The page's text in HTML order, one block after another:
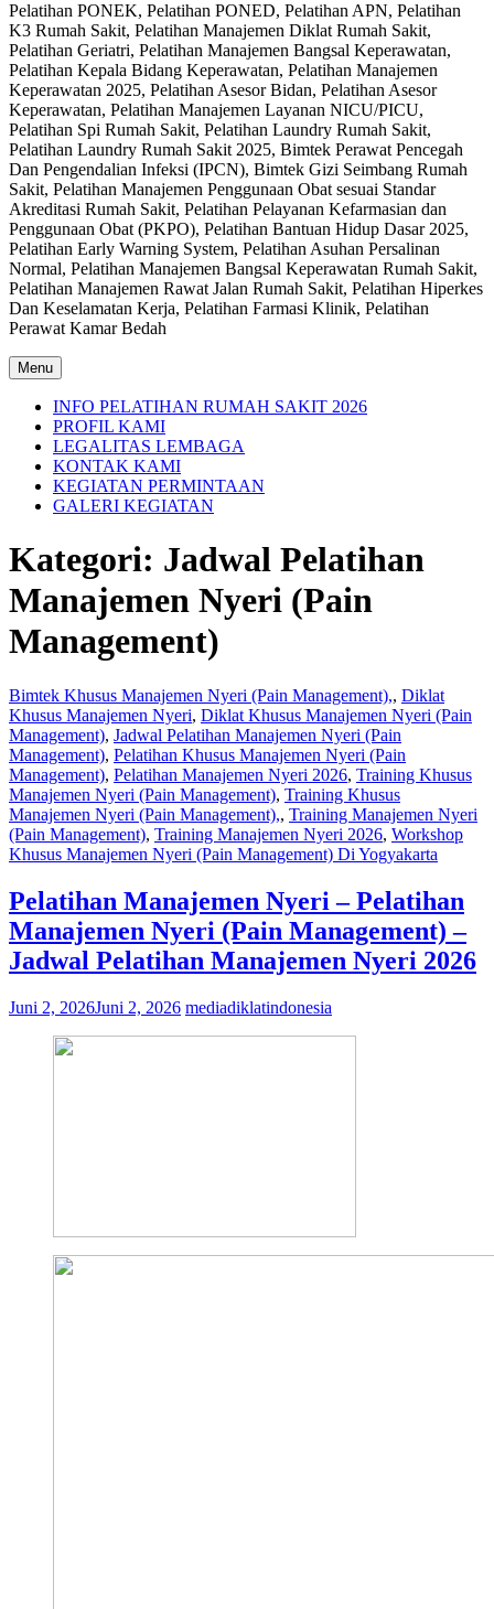
Pelatihan PONEK, Pelatihan PONED, Pelatihan APN, Pelatihan
K3 Rumah Sakit, Pelatihan Manajemen Diklat Rumah Sakit,
Pelatihan Geriatri, Pelatihan Manajemen Bangsal Keperawatan,
Pelatihan Kepala Bidang Keperawatan, Pelatihan Manajemen
Keperawatan 2025, Pelatihan Asesor Bidan, Pelatihan Asesor
Keperawatan, Pelatihan Manajemen Layanan NICU/PICU,
Pelatihan Spi Rumah Sakit, Pelatihan Laundry Rumah Sakit,
Pelatihan Laundry Rumah Sakit 2025, Bimtek Perawat Pencegah
Dan Pengendalian Infeksi (IPCN), Bimtek Gizi Seimbang Rumah
Sakit, Pelatihan Manajemen Penggunaan Obat sesuai Standar
Akreditasi Rumah Sakit, Pelatihan Pelayanan Kefarmasian dan
Penggunaan Obat (PKPO), Pelatihan Bantuan Hidup Dasar 2025,
Pelatihan Early Warning System, Pelatihan Asuhan Persalinan
Normal, Pelatihan Manajemen Bangsal Keperawatan Rumah Sakit,
Pelatihan Manajemen Rawat Jalan Rumah Sakit, Pelatihan Hiperkes
Dan Keselamatan Kerja, Pelatihan Farmasi Klinik, Pelatihan
Perawat Kamar Bedah
Menu
INFO PELATIHAN RUMAH SAKIT 2026
PROFIL KAMI
LEGALITAS LEMBAGA
KONTAK KAMI
KEGIATAN PERMINTAAN
GALERI KEGIATAN
Kategori: Jadwal Pelatihan
Manajemen Nyeri (Pain
Management)
Bimtek Khusus Manajemen Nyeri (Pain Management),, Diklat
Khusus Manajemen Nyeri, Diklat Khusus Manajemen Nyeri (Pain
Management), Jadwal Pelatihan Manajemen Nyeri (Pain
Management), Pelatihan Khusus Manajemen Nyeri (Pain
Management), Pelatihan Manajemen Nyeri 2026, Training Khusus
Manajemen Nyeri (Pain Management), Training Khusus
Manajemen Nyeri (Pain Management),, Training Manajemen Nyeri
(Pain Management), Training Manajemen Nyeri 2026, Workshop
Khusus Manajemen Nyeri (Pain Management) Di Yogyakarta
Pelatihan Manajemen Nyeri – Pelatihan
Manajemen Nyeri (Pain Management) –
Jadwal Pelatihan Manajemen Nyeri 2026
Juni 2, 2026Juni 2, 2026 mediadiklatindonesia